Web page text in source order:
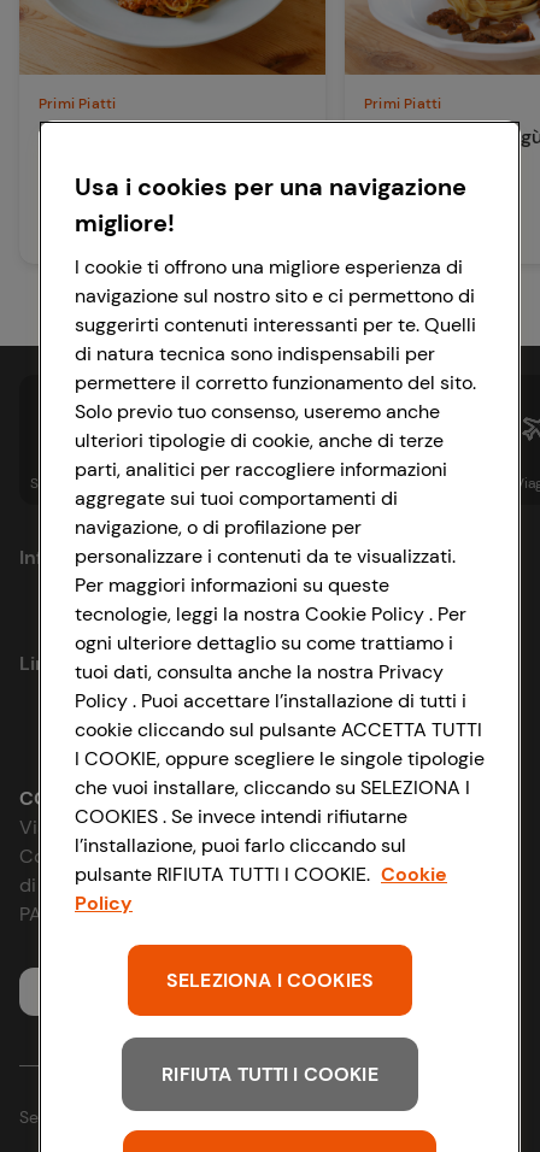
Primi Piatti
Tagliatelle al ragù di
10 min Facile
Primi Piatti
Tagliatelle con
15 min
Spesa online Assicurazioni Sapori&
Informazioni
Privacy Policy
Cookie Policy
Impostazioni Cookie
Accessibilità
D&I e Parità di Genere
Strategia Fiscale
Link utili
Lavora con noi
Le cooperative
News & Approfondimenti
Richiami prodotto
Whistleblowing
CONAD SOCIETÀ COOPERATIVA
Via Michelino, 59 | 40127 BOLOGNA
Codice Fiscale e Registro Imprese
di Bologna 00865960157
PARTITA IVA 03320960374
Servizio clienti
Seguici sui Social:
Usa i cookies per una navigazione
migliore!
I cookie ti offrono una migliore esperienza di
navigazione sul nostro sito e ci permettono di
suggerirti contenuti interessanti per te. Quelli
di natura tecnica sono indispensabili per
permettere il corretto funzionamento del sito.
Solo previo tuo consenso, useremo anche
ulteriori tipologie di cookie, anche di terze
parti, analitici per raccogliere informazioni
aggregate sui tuoi comportamenti di
navigazione, o di profilazione per
personalizzare i contenuti da te visualizzati.
Per maggiori informazioni su queste
tecnologie, leggi la nostra Cookie Policy . Per
ogni ulteriore dettaglio su come trattiamo i
tuoi dati, consulta anche la nostra Privacy
Policy . Puoi accettare l’installazione di tutti i
cookie cliccando sul pulsante ACCETTA TUTTI
I COOKIE, oppure scegliere le singole tipologie
che vuoi installare, cliccando su SELEZIONA I
COOKIES . Se invece intendi rifiutarne
l’installazione, puoi farlo cliccando sul
pulsante RIFIUTA TUTTI I COOKIE. Cookie
Policy
SELEZIONA I COOKIES
RIFIUTA TUTTI I COOKIE